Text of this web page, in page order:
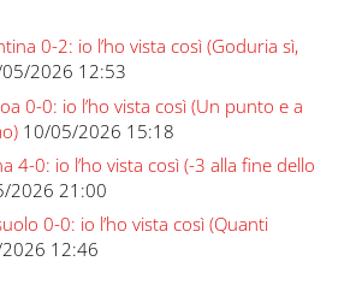
0-2: io l’ho vista così (Goduria sì,
2026 12:53
0-0: io l’ho vista così (Un punto e a
10/05/2026 15:18
4-0: io l’ho vista così (-3 alla fine dello
2026 21:00
0-0: io l’ho vista così (Quanti
12:46